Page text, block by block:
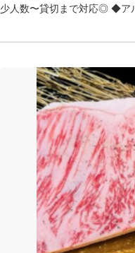
少人数〜貸切まで対応◎ ◆ア